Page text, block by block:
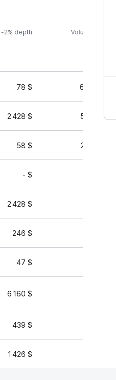
-2% depth Volume (24h)
78 $ 67 560 $
2 428 $ 57 294 $
58 $ 24 628 $
- $
2 428 $
246 $
47 $
6 160 $
439 $
1 426 $